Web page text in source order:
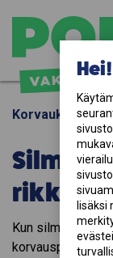
Hei!
lisäksi
Korvaukset
Silmä-/
Kun silmä- tai
korvausperuste